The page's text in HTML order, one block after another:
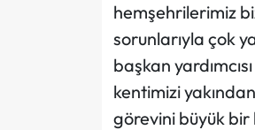
hemşehrilerimiz
sorunlarıyla çok
başkan
kentimizi
görevini büyük bir